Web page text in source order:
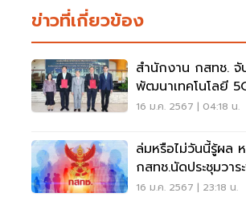
ข่าวที่เกี่ยวข้อง
สำนักงาน กสทช.
พัฒนาเทคโนโลยี
16 ม.ค. 2567 | 04:18 น.
ล่มหรือไม่วันนี้รู้ผล
กสทช.นัดประชุมวาร
เลขาธิการ
16 ม.ค. 2567 | 23:18 น.